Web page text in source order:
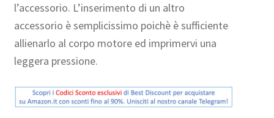
l’accessorio. L’inserimento di un altro
accessorio è semplicissimo poichè è sufficiente
allienarlo al corpo motore ed imprimervi una
leggera pressione.